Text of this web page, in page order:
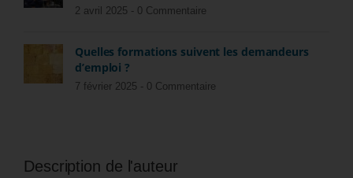
2 avril 2025 - 0 Commentaire
Quelles formations suivent les demandeurs
d’emploi ?
7 février 2025 - 0 Commentaire
Description de l'auteur